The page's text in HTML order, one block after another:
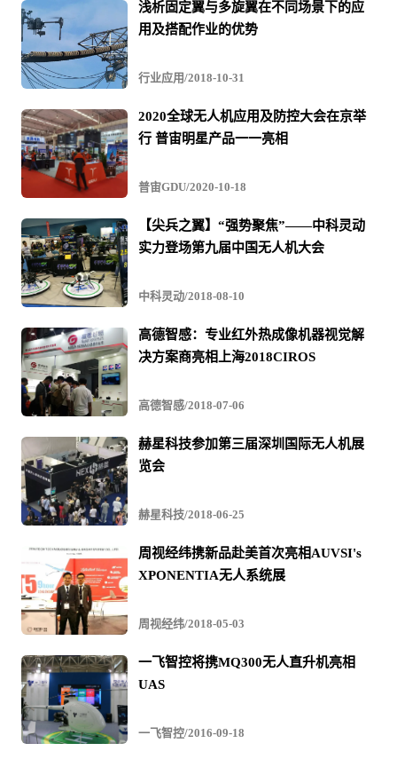
傲势展厅
傲势展厅
中国的无人机飞向范堡罗！
在范堡罗航展上，傲势以企业整体形象精彩亮相，携“X系
列”等行业级无人机系统，以及配套载荷等产品参展，备受
瞩目！全方位展示出傲势的自主研发实力、工业可靠性设
计、专业的产品及服务，新款革命性产品”X-Chimera”惊艳
首发，代表着傲势纯电动垂直起降固定翼飞行器最前沿的
技术集成，为无人机展区增添了一抹亮色，引起行业高度
关注。
浅析固定翼与多旋翼在不同场景下的应
用及搭配作业的优势
行业应用/2018-10-31
2020全球无人机应用及防控大会在京举
行 普宙明星产品一一亮相
普宙GDU/2020-10-18
【尖兵之翼】“强势聚焦”——中科灵动
实力登场第九届中国无人机大会
中科灵动/2018-08-10
高德智感：专业红外热成像机器视觉解
决方案商亮相上海2018CIROS
高德智感/2018-07-06
赫星科技参加第三届深圳国际无人机展
览会
赫星科技/2018-06-25
周视经纬携新品赴美首次亮相AUVSI's
XPONENTIA无人系统展
周视经纬/2018-05-03
一飞智控将携MQ300无人直升机亮相
UAS
一飞智控/2016-09-18